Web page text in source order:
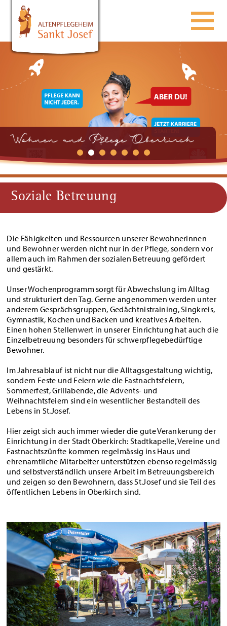
Soziale Betreuung
Die Fähigkeiten und Ressourcen unserer Bewohnerinnen
und Bewohner werden nicht nur in der Pflege, sondern vor
allem auch im Rahmen der sozialen Betreuung gefördert
und gestärkt.
Unser Wochenprogramm sorgt für Abwechslung im Alltag
und strukturiert den Tag. Gerne angenommen werden unter
anderem Gesprächsgruppen, Gedächtnistraining, Singkreis,
Gymnastik, Kochen und Backen und kreatives Arbeiten.
Einen hohen Stellenwert in unserer Einrichtung hat auch die
Einzelbetreuung besonders für schwerpflegebedürftige
Bewohner.
Im Jahresablauf ist nicht nur die Alltagsgestaltung wichtig,
sondern Feste und Feiern wie die Fastnachtsfeiern,
Sommerfest, Grillabende, die Advents- und
Weihnachtsfeiern sind ein wesentlicher Bestandteil des
Lebens in St.Josef.
Hier zeigt sich auch immer wieder die gute Verankerung der
Einrichtung in der Stadt Oberkirch: Stadtkapelle, Vereine und
Fastnachtszünfte kommen regelmässig ins Haus und
ehrenamtliche Mitarbeiter unterstützen ebenso regelmässig
und selbstverständlich unsere Arbeit im Betreuungsbereich
und zeigen so den Bewohnern, dass St.Josef und sie Teil des
öffentlichen Lebens in Oberkirch sind.